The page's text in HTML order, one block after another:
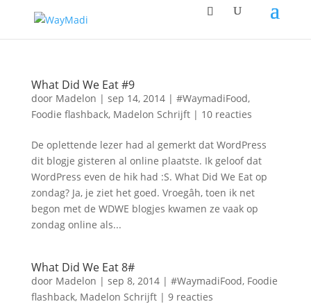
What Did We Eat #9
door Madelon | sep 14, 2014| #WaymadiFood,
Foodie flashback, Madelon Schrijft| 10 reacties
De oplettende lezer had al gemerkt dat WordPress
dit blogje gisteren al online plaatste. Ik geloof dat
WordPress even de hik had :S. What Did We Eat op
zondag? Ja, je ziet het goed. Vroegâh, toen ik net
begon met de WDWE blogjes kwamen ze vaak op
zondag online als...
What Did We Eat 8#
door Madelon | sep 8, 2014| #WaymadiFood, Foodie
flashback, Madelon Schrijft| 9 reacties